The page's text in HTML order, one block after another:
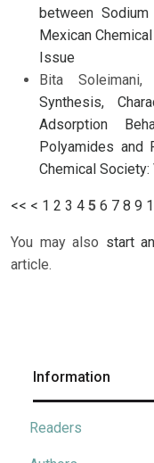
between
Mexican
Issue
Bita Soleimani,
Synthesis,
Adsorption
Polyamides and
Chemical
<< < 1 2 3 4 5 6 7 8 9
You may also start
article.
Information
Readers